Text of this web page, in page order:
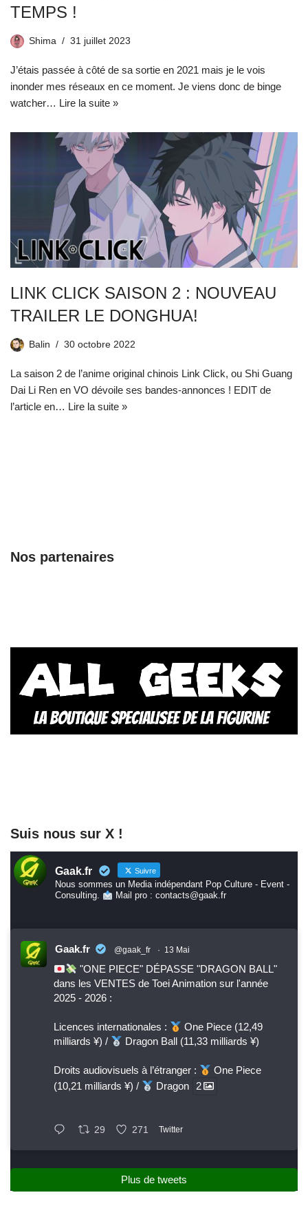
TEMPS !
Shima 31 juillet 2023
J’étais passée à côté de sa sortie en 2021 mais je le vois
inonder mes réseaux en ce moment. Je viens donc de binge
watcher… Lire la suite »
LINK CLICK SAISON 2 : NOUVEAU
TRAILER LE DONGHUA!
Balin 30 octobre 2022
La saison 2 de l’anime original chinois Link Click, ou Shi Guang
Dai Li Ren en VO dévoile ses bandes-annonces ! EDIT de
l’article en… Lire la suite »
Nos partenaires
Suis nous sur X !
Gaak.fr Suivre
Nous sommes un Media indépendant Pop Culture - Event -
Consulting.
Mail pro : contacts@gaak.fr
Gaak.fr @gaak_fr · 13 Mai
"ONE PIECE" DÉPASSE "DRAGON BALL"
dans les VENTES de Toei Animation sur l'année
2025 - 2026 :
Licences internationales :
One Piece (12,49
milliards ¥) /
Dragon Ball (11,33 milliards ¥)
Droits audiovisuels à l’étranger :
One Piece
(10,21 milliards ¥) /
Dragon 2
29 271 Twitter
Plus de tweets